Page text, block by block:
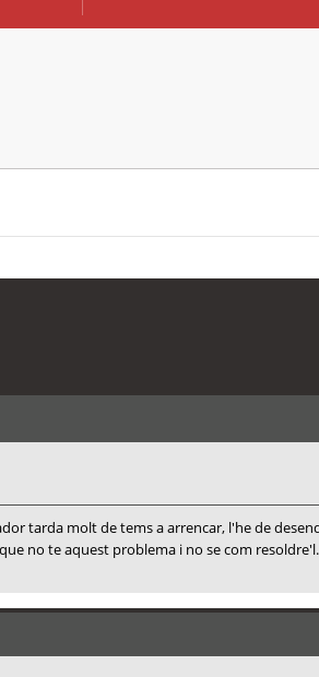
tarda molt de tems a arrencar, l'he de
no te aquest problema i no se com resoldre'l.